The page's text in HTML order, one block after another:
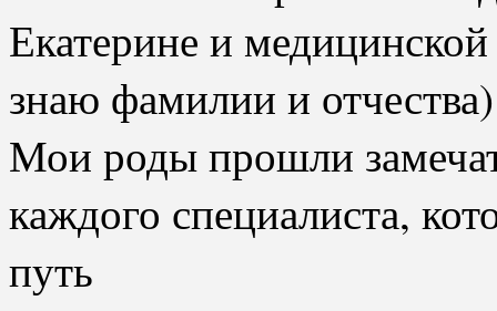
Екатерине и
знаю фамилии и отчества)
Мои роды прошли
каждого специалиста,
путь ️